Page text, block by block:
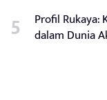
Profil Rukaya:
dalam Dunia